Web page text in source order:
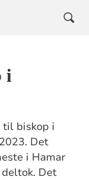
i
til biskop i
Det
i Hamar
Det